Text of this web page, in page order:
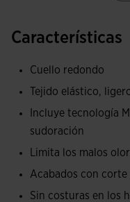
cálido.
y costuras
factores: por un lado,
piel provocadas por la
otro lado, mantener
momento. De esta
Características
Cuello redondo
Tejido elástico,
Incluye tecnología
sudoración
Limita los malos
Acabados con corte
Sin costuras en los